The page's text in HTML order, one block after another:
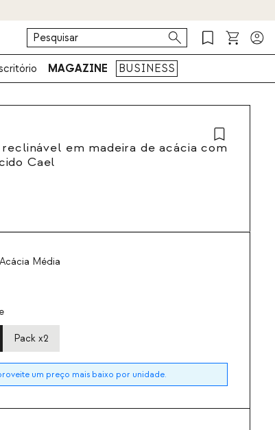
MAGAZINE BUSINESS
em madeira de acácia com
Cael
Média
Pack x2
um preço mais baixo por unidade.